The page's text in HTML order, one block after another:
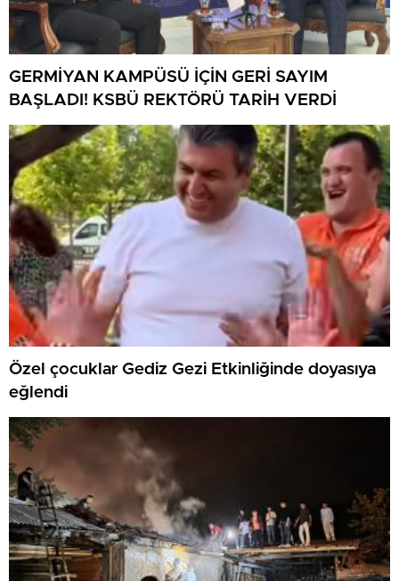
GERMİYAN KAMPÜSÜ İÇİN GERİ SAYIM
BAŞLADI! KSBÜ REKTÖRÜ TARİH VERDİ
Özel çocuklar Gediz Gezi Etkinliğinde doyasıya
eğlendi